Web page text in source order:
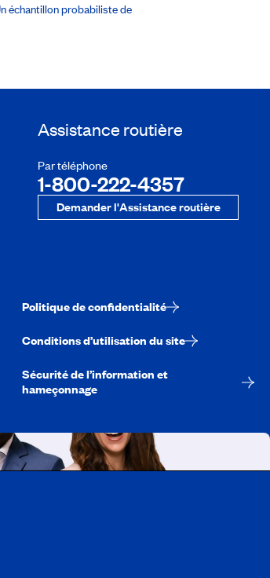
échantillon probabiliste de
Assistance routière
Par téléphone
1-800-222-4357
Demander l'Assistance routière
Politique de confidentialité
Conditions d’utilisation du site
Sécurité de l’information et
hameçonnage